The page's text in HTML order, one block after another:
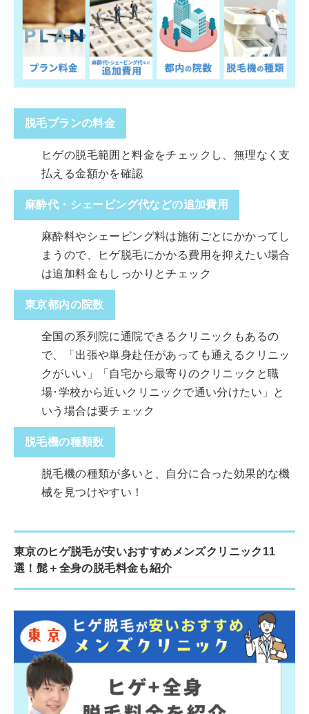
脱毛プランの料金
ヒゲの脱毛範囲と料金をチェックし、無理なく支
払える金額かを確認
麻酔代・シェービング代などの追加費用
麻酔料やシェービング料は施術ごとにかかってし
まうので、ヒゲ脱毛にかかる費用を抑えたい場合
は追加料金もしっかりとチェック
東京都内の院数
全国の系列院に通院できるクリニックもあるの
で、「出張や単身赴任があっても通えるクリニッ
クがいい」「自宅から最寄りのクリニックと職
場･学校から近いクリニックで通い分けたい」と
いう場合は要チェック
脱毛機の種類数
脱毛機の種類が多いと、自分に合った効果的な機
械を見つけやすい！
東京のヒゲ脱毛が安いおすすめメンズクリニック11
選！髭＋全身の脱毛料金も紹介